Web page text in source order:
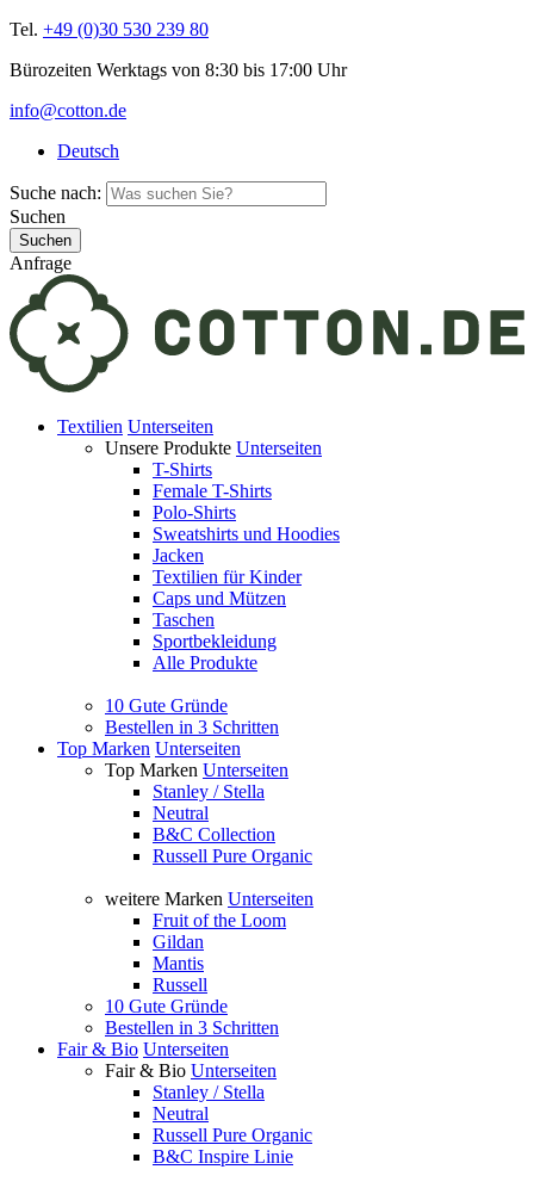
Tel. +49 (0)30 530 239 80
Bürozeiten Werktags von 8:30 bis 17:00 Uhr
info@cotton.de
Deutsch
Suche nach:
Suchen
Anfrage
Textilien Unterseiten
Unsere Produkte Unterseiten
T-Shirts
Female T-Shirts
Polo-Shirts
Sweatshirts und Hoodies
Jacken
Textilien für Kinder
Caps und Mützen
Taschen
Sportbekleidung
Alle Produkte
10 Gute Gründe
Bestellen in 3 Schritten
Top Marken Unterseiten
Top Marken Unterseiten
Stanley / Stella
Neutral
B&C Collection
Russell Pure Organic
weitere Marken Unterseiten
Fruit of the Loom
Gildan
Mantis
Russell
10 Gute Gründe
Bestellen in 3 Schritten
Fair & Bio Unterseiten
Fair & Bio Unterseiten
Stanley / Stella
Neutral
Russell Pure Organic
B&C Inspire Linie